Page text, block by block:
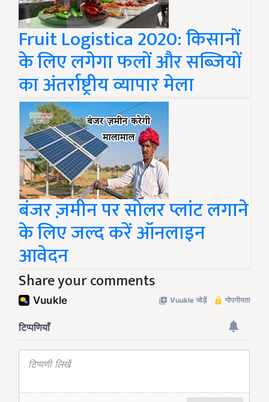
Fruit Logistica 2020: किसानों
के लिए लगेगा फलों और सब्ज़ियों
का अंतर्राष्ट्रीय व्यापार मेला
बंजर ज़मीन पर सोलर प्लांट लगाने
के लिए जल्द करें ऑनलाइन
आवेदन
Share your comments